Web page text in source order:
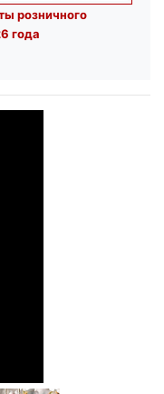
розничного
года